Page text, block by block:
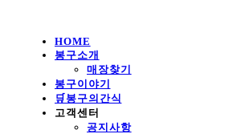
HOME
봉구소개
매장찾기
봉구이야기
🛒봉구의간식
고객센터
공지사항